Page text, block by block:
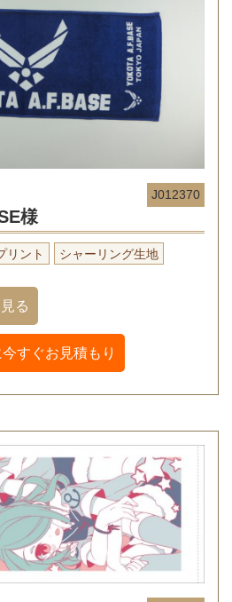
J012370
様
リント シャーリング生地
る
すぐお見積もり